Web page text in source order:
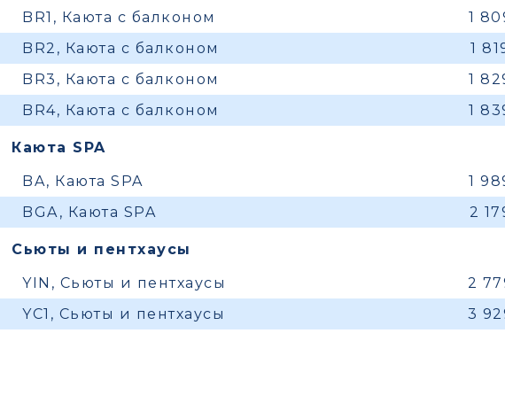
BR1, Каюта с балконом
1
BR2, Каюта с балконом
1
BR3, Каюта с балконом
1
BR4, Каюта с балконом
1
Каюта SPA
BA, Каюта SPA
1
BGA, Каюта SPA
2
Сьюты и пентхаусы
YIN, Сьюты и пентхаусы
2
YC1, Сьюты и пентхаусы
3